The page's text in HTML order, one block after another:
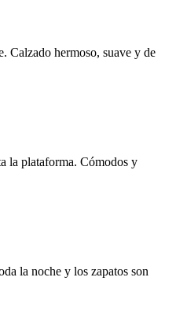
Calzado hermoso, suave y de
la plataforma. Cómodos y
la noche y los zapatos son